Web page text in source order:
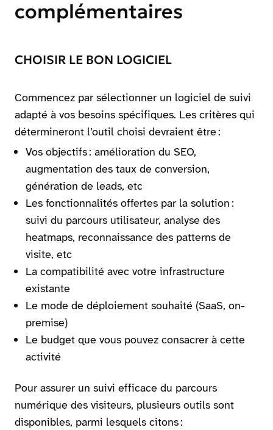
complémentaires
CHOISIR LE BON LOGICIEL
Commencez par sélectionner un logiciel de suivi
adapté à vos besoins spécifiques. Les critères qui
détermineront l’outil choisi devraient être :
Vos objectifs : amélioration du SEO,
augmentation des taux de conversion,
génération de leads, etc
Les fonctionnalités offertes par la solution :
suivi du parcours utilisateur, analyse des
heatmaps, reconnaissance des patterns de
visite, etc
La compatibilité avec votre infrastructure
existante
Le mode de déploiement souhaité (SaaS, on-
premise)
Le budget que vous pouvez consacrer à cette
activité
Pour assurer un suivi efficace du parcours
numérique des visiteurs, plusieurs outils sont
disponibles, parmi lesquels citons :